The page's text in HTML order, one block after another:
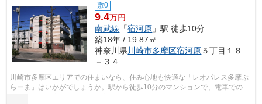
敷0
9.4万円
南武線 「宿河原 」駅 徒歩10分
築18年 / 19.87㎡
神奈川県 川崎市多摩区宿河原５丁目１８
－３４
川崎市多摩区エリアでの住まいなら、住み心地も快適な「レオパレス多摩ぶ
らーま」はいかがでしょうか。駅から徒歩10分のマンションで、電車での通